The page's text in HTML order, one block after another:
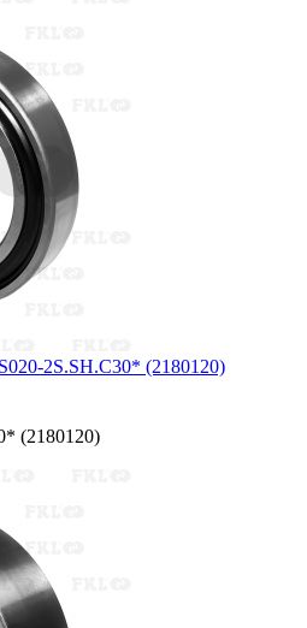
2S.SH.C30* (2180120)
(2180120)